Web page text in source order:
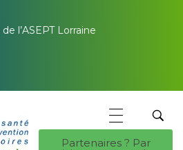
l’ASEPT Lorraine
Partenaires ? Par